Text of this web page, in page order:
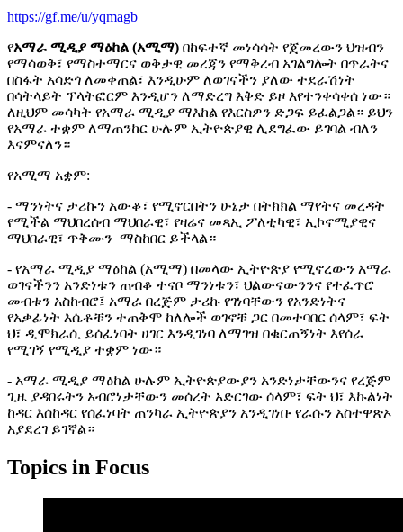
https://gf.me/u/yqmagb
የአማራ ሚዲያ ማዕከል (አሚማ) በከፍተኛ መነሳሳት የጀመረውን ህዝብን
የማሳወቅ፣ የማስተማርና ወቅታዊ መረጃን የማቅረብ አገልግሎት በጥራትና
በስፋት አሳድጎ ለመቀጠል፣ እንዲሁም ለወገናችን ያለው ተደራሽነት
በሳትላይት ፕላትፎርም እንዲሆን ለማድረግ እቅድ ይዞ እየተንቀሳቀሰ ነው።
ለዚህም መሳካት የአማራ ሚዲያ ማእከል የእርስዎን ድጋፍ ይፈልጋል። ይህን
የአማራ ተቋም ለማጠንከር ሁሉም ኢትዮጵያዊ ሊደግፈው ይገባል ብለን
እናምናለን።
የአሚማ አቋም:
- ማንነትና ታሪኩን አውቆ፣ የሚኖርበትን ሁኔታ በትክክል ማየትና መረዳት
የሚችል ማህበረሰብ ማህበራዊ፣ የዛሬና መጻኢ ፖለቲካዊ፣ ኢኮኖሚያዊና
ማህበራዊ፣ ጥቅሙን ማስከበር ይችላል።
- የአማራ ሚዲያ ማዕከል (አሚማ) በመላው ኢትዮጵያ የሚኖረውን አማራ
ወገናችንን አንድነቱን ጠብቆ ተናቦ ማንነቱን፣ ህልውናውንንና የተፈጥሮ
መብቱን አስከብሮ፤ አማራ በረጅም ታሪኩ የገነባቸውን የአንድነትና
የአቃፊነት እሴቶቹን ተጠቅሞ ከለሎች ወገኖቹ ጋር በመተባበር ሰላም፣ ፍት
ህ፣ ዲሞክራሲ ይሰፈነባት ሀገር እንዲገነባ ለማገዝ በቁርጠኝነት እየሰራ
የሚገኝ የሚዲያ ተቋም ነው።
- አማራ ሚዲያ ማዕከል ሁሉም ኢትዮጵያውያን አንድነታቸውንና የረጅም
ጊዜ ያዳበሩትን አብሮነታቸውን መሰረት አድርገው ሰላም፣ ፍት ህ፣ እኩልነት
ከዳር እሰከዳር የሰፈነባት ጠንካራ ኢትዮጵያን አንዲገነቡ የራሱን አስተዋጽኦ
አያደረገ ይገኛል።
Topics in Focus